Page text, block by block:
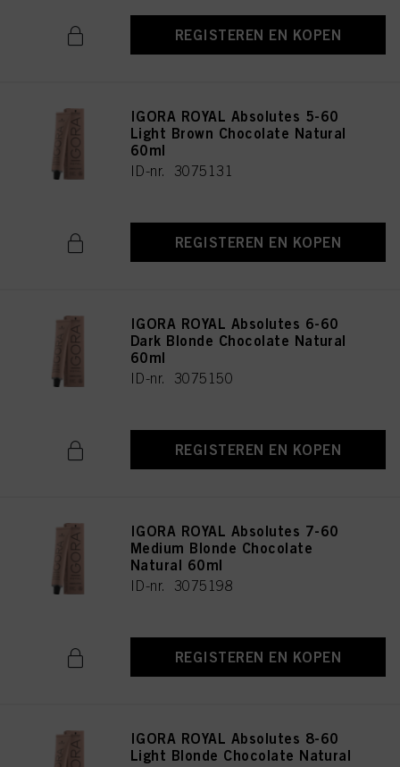
REGISTEREN EN KOPEN
IGORA ROYAL Absolutes 5-60
Light Brown Chocolate Natural
60ml
ID-nr. 3075131
REGISTEREN EN KOPEN
IGORA ROYAL Absolutes 6-60
Dark Blonde Chocolate Natural
60ml
ID-nr. 3075150
REGISTEREN EN KOPEN
IGORA ROYAL Absolutes 7-60
Medium Blonde Chocolate
Natural 60ml
ID-nr. 3075198
REGISTEREN EN KOPEN
IGORA ROYAL Absolutes 8-60
Light Blonde Chocolate Natural